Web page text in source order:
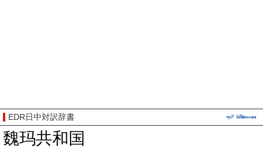
EDR日中対訳辞書
魏玛共和国